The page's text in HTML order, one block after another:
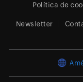
Política de
Newsletter